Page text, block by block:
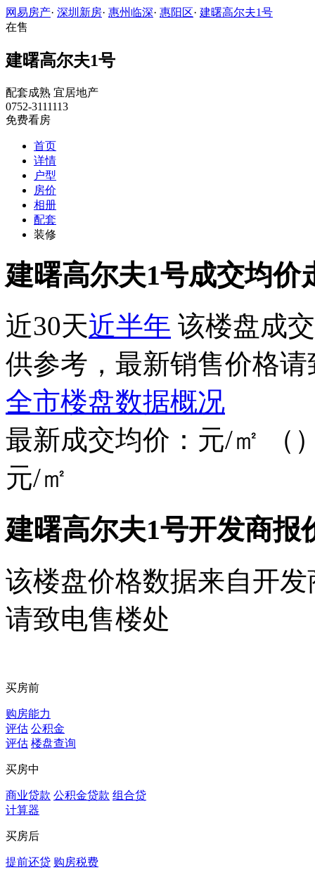
网易房产· 深圳新房· 惠州临深· 惠阳区· 建曙高尔夫1号
在售
建曙高尔夫1号
配套成熟 宜居地产
0752-3111113
免费看房
首页
详情
户型
房价
相册
配套
装修
建曙高尔夫1号成交均价
近30天近半年 该楼盘成
供参考，最新销售价格
全市楼盘数据概况
最新成交均价： 元/㎡ （
元/㎡
建曙高尔夫1号开发商报
该楼盘价格数据来自开
请致电售楼处
买房前
购房能力
评估 公积金
评估 楼盘查询
买房中
商业贷款 公积金贷款 组合贷
计算器
买房后
提前还贷 购房税费